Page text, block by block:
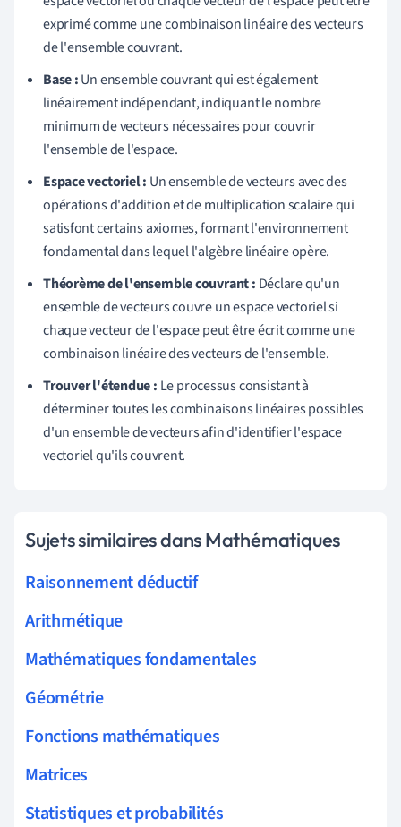
exprimé comme une combinaison linéaire des vecteurs
de l'ensemble couvrant.
Base :Un ensemble couvrant qui est également
linéairement indépendant, indiquant le nombre
minimum de vecteurs nécessaires pour couvrir
l'ensemble de l'espace.
Espace vectoriel : Un ensemble de vecteurs avec des
opérations d'addition et de multiplication scalaire qui
satisfont certains axiomes, formant l'environnement
fondamental dans lequel l'algèbre linéaire opère.
Théorème de l'ensemble couvrant : Déclare qu'un
ensemble de vecteurs couvre un espace vectoriel si
chaque vecteur de l'espace peut être écrit comme une
combinaison linéaire des vecteurs de l'ensemble.
Trouver l'étendue : Le processus consistant à
déterminer toutes les combinaisons linéaires possibles
d'un ensemble de vecteurs afin d'identifier l'espace
vectoriel qu'ils couvrent.
Sujets similaires dans Mathématiques
Raisonnement déductif
Arithmétique
Mathématiques fondamentales
Géométrie
Fonctions mathématiques
Matrices
Statistiques et probabilités